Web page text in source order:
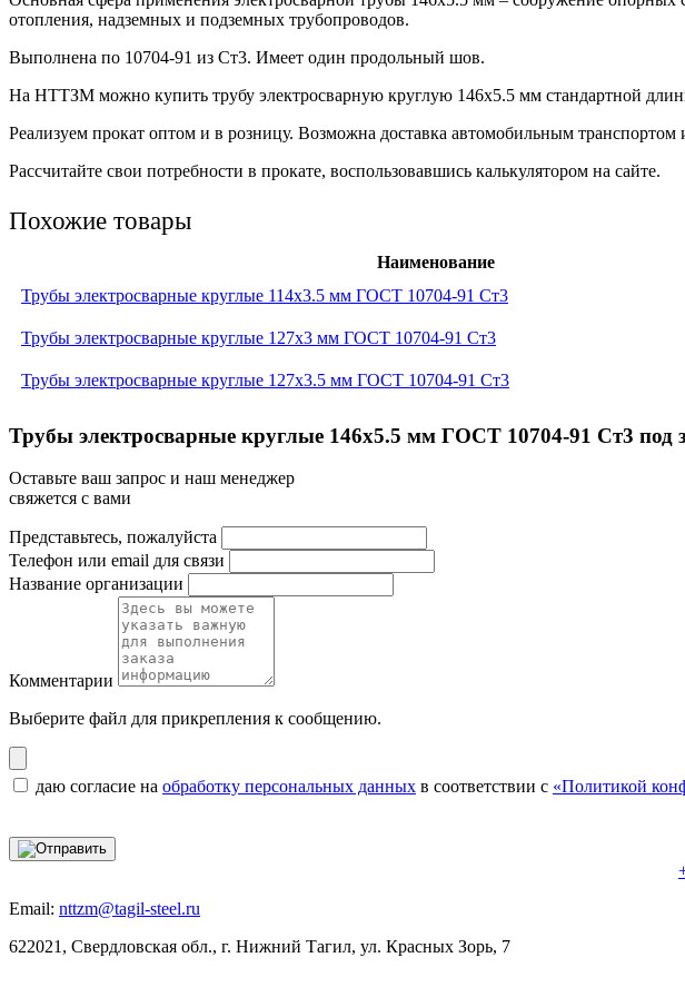
отопления, надземных и подземных трубопроводов.
Выполнена по 10704-91 из Ст3. Имеет один продольный шов.
На НТТЗМ можно купить трубу электросварную круглую 146х5.5 мм стандартной
Реализуем прокат оптом и в розницу. Возможна доставка автомобильным
Рассчитайте свои потребности в прокате, воспользовавшись калькулятором на сайте.
Похожие товары
Наименование
Трубы электросварные круглые 114x3.5 мм ГОСТ 10704-91 Ст3
Трубы электросварные круглые 127x3 мм ГОСТ 10704-91 Ст3
Трубы электросварные круглые 127x3.5 мм ГОСТ 10704-91 Ст3
Трубы электросварные круглые 146x5.5 мм ГОСТ 10704-91 Ст3 под
Оставьте ваш запрос и наш менеджер
свяжется с вами
Представьтесь, пожалуйста
Телефон или email для связи
Название организации
Комментарии
Выберите файл для прикрепления к сообщению.
даю согласие на обработку персональных данных в соответствии с «Политикой
Email: nttzm@tagil-steel.ru
622021, Свердловская обл., г. Нижний Тагил, ул. Красных Зорь, 7